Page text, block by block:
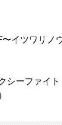
イツワリノ
シーファイ